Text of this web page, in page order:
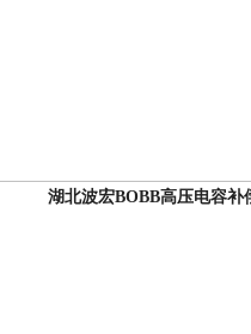
湖北波宏BOBB高压电容补